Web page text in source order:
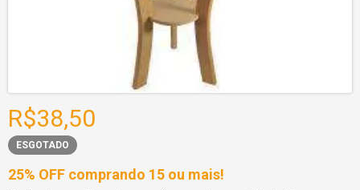
R$38,50
ESGOTADO
25% OFF comprando 15 ou mais!